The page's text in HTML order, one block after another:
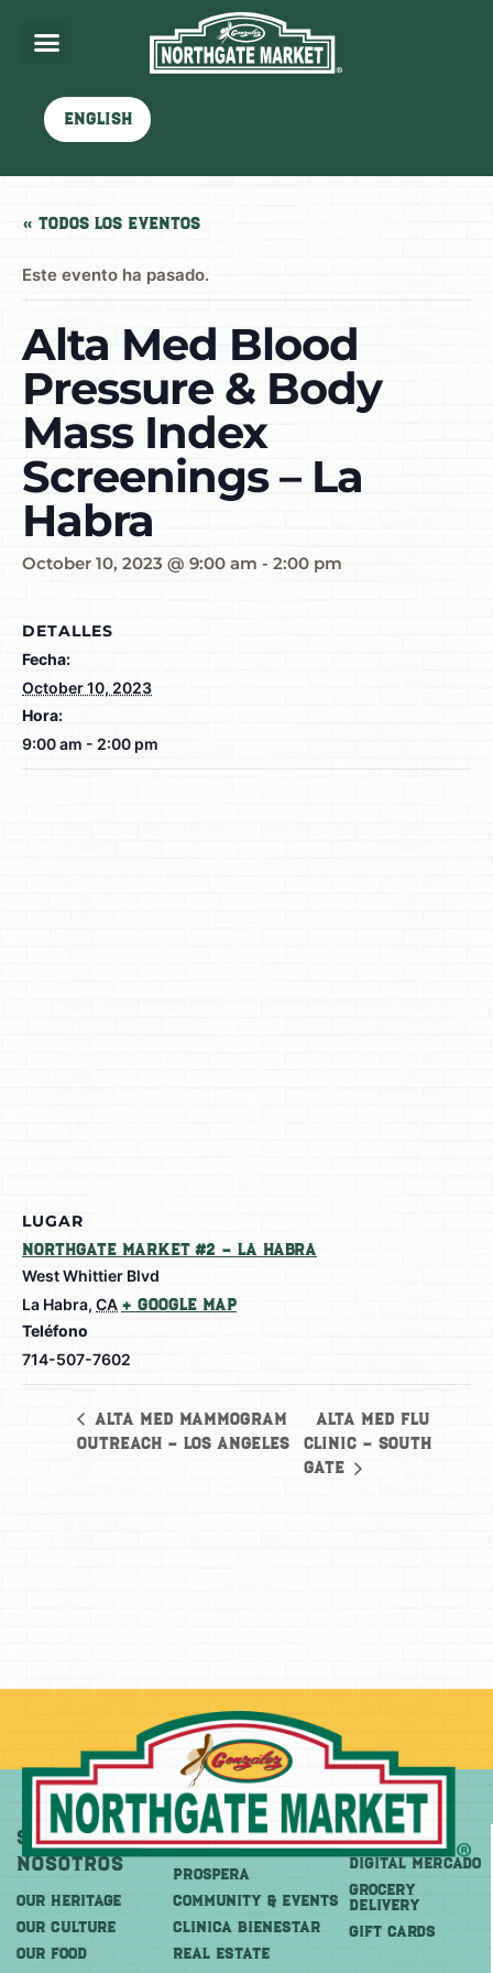
English
« Todos los Eventos
Este evento ha pasado.
Alta Med Blood
Pressure & Body
Mass Index
Screenings – La
Habra
October 10, 2023 @ 9:00 am - 2:00 pm
DETALLES
Fecha:
October 10, 2023
Hora:
9:00 am - 2:00 pm
LUGAR
Northgate Market #2 – La Habra
West Whittier Blvd
La Habra, CA + Google Map
Teléfono
714-507-7602
Alta Med Mammogram
Outreach – Los Angeles
Alta Med Flu
Clinic – South
Gate
Sobre
Nosotros
OUR HERITAGE
OUR CULTURE
OUR FOOD
Más
PROSPERA
COMMUNITY & EVENTS
CLINICA BIENESTAR
REAL ESTATE
Comprar
DIGITAL MERCADO
Grocery
Delivery
GIFT CARDS